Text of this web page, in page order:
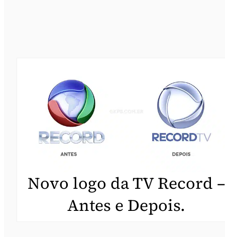
Novo logo da TV Record –
Antes e Depois.